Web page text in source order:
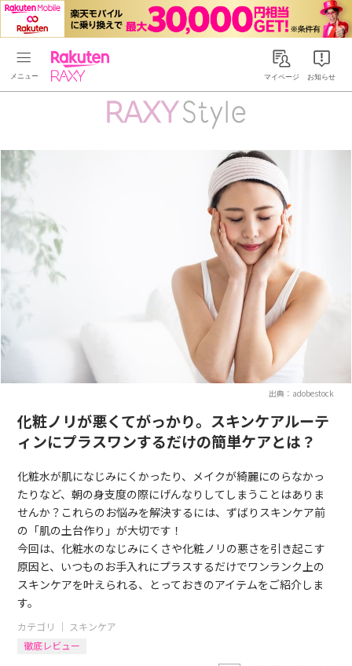
Rakuten RAXYマイページ お知らせ
出典：adobestock
化粧ノリが悪くてがっかり。スキンケアルーテ
ィンにプラスワンするだけの簡単ケアとは？
化粧水が肌になじみにくかったり、メイクが綺麗にのらなかっ
たりなど、朝の身支度の際にげんなりしてしまうことはありま
せんか？これらのお悩みを解決するには、ずばりスキンケア前
の「肌の土台作り」が大切です！
今回は、化粧水のなじみにくさや化粧ノリの悪さを引き起こす
原因と、いつものお手入れにプラスするだけでワンランク上の
スキンケアを叶えられる、とっておきのアイテムをご紹介しま
す。
カテゴリ ｜ スキンケア
徹底レビュー